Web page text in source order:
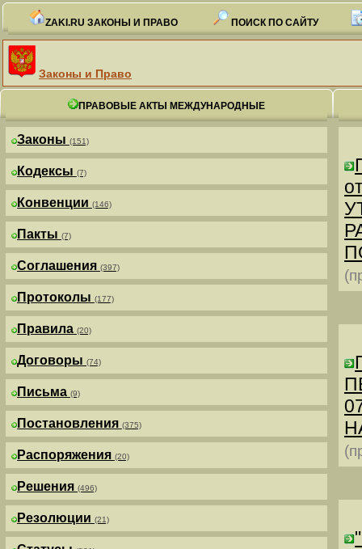
ZAKI.RU ЗАКОНЫ И ПРАВО ПОИСК ПО САЙТУ
Законы и Право
ПРАВОВЫЕ АКТЫ МЕЖДУНАРОДНЫЕ
Законы (151)
Кодексы (7)
Конвенции (146)
Пакты (7)
Соглашения (397)
Протоколы (177)
Правила (20)
Договоры (74)
Письма (9)
Постановления (375)
Распоряжения (20)
Решения (496)
Резолюции (21)